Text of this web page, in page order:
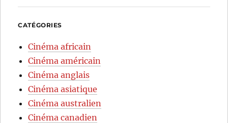
CATÉGORIES
Cinéma africain
Cinéma américain
Cinéma anglais
Cinéma asiatique
Cinéma australien
Cinéma canadien